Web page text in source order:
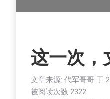
这一次，
文章来源: 代军哥哥 于
被阅读次数 2322